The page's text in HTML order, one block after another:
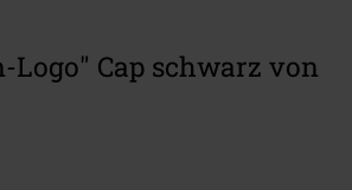
Cap schwarz von